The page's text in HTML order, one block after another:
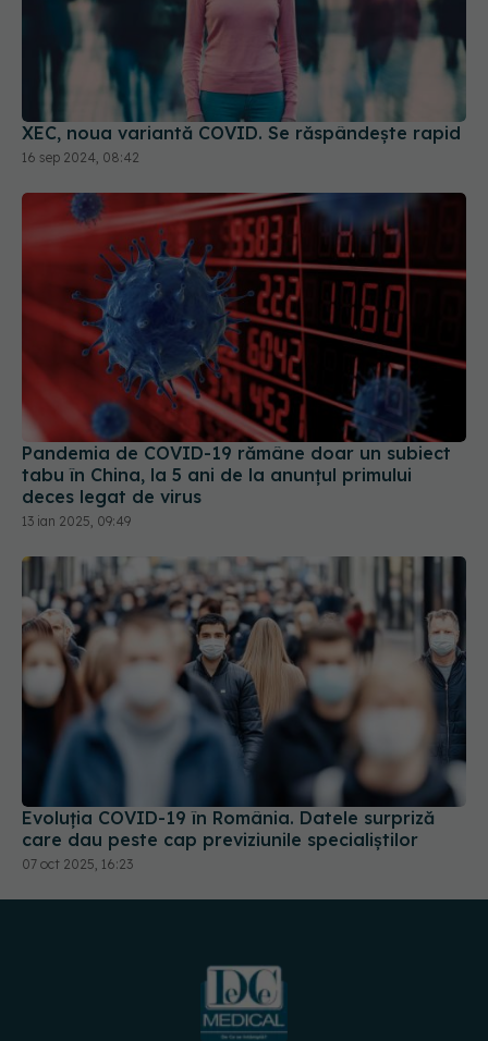
XEC, noua variantă COVID. Se răspândește rapid
16 sep 2024, 08:42
Pandemia de COVID-19 rămâne doar un subiect
tabu în China, la 5 ani de la anunțul primului
deces legat de virus
13 ian 2025, 09:49
Evoluția COVID-19 în România. Datele surpriză
care dau peste cap previziunile specialiștilor
07 oct 2025, 16:23